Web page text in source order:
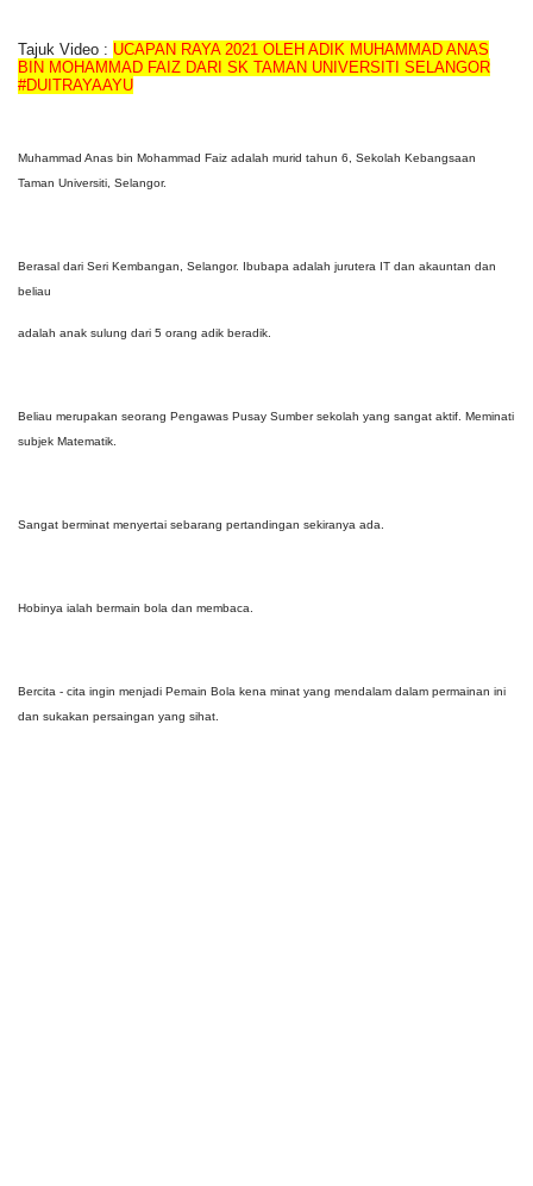
Tajuk Video : UCAPAN RAYA 2021 OLEH ADIK MUHAMMAD ANAS
BIN MOHAMMAD FAIZ DARI SK TAMAN UNIVERSITI SELANGOR
#DUITRAYAAYU
Muhammad Anas bin Mohammad Faiz adalah murid tahun 6, Sekolah Kebangsaan
Taman Universiti, Selangor.
Berasal dari Seri Kembangan, Selangor. Ibubapa adalah jurutera IT dan akauntan dan
beliau
adalah anak sulung dari 5 orang adik beradik.
Beliau merupakan seorang Pengawas Pusay Sumber sekolah yang sangat aktif. Meminati
subjek Matematik.
Sangat berminat menyertai sebarang pertandingan sekiranya ada.
Hobinya ialah bermain bola dan membaca.
Bercita - cita ingin menjadi Pemain Bola kena minat yang mendalam dalam permainan ini
dan sukakan persaingan yang sihat.